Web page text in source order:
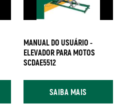
MANUAL DO USUÁRIO -
ELEVADOR PARA MOTOS
SCDAE5512
SAIBA MAIS